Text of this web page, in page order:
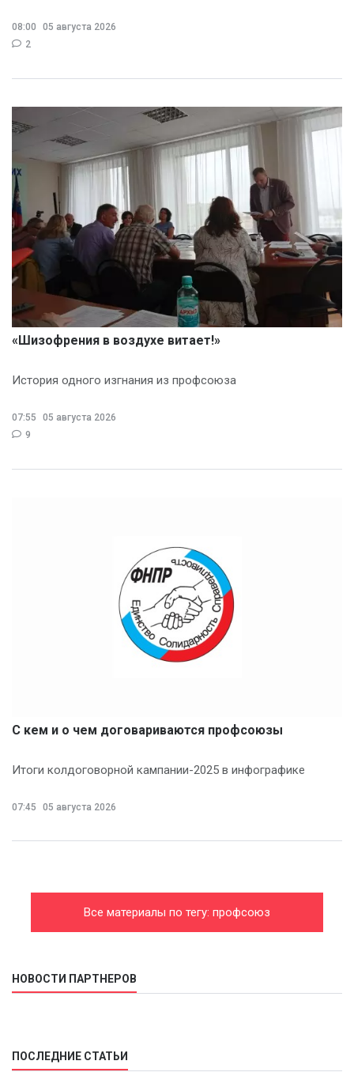
08:00
05 августа 2026
2
«Шизофрения в воздухе витает!»
История одного изгнания из профсоюза
07:55
05 августа 2026
9
С кем и о чем договариваются профсоюзы
Итоги колдоговорной кампании-2025 в инфографике
07:45 05 августа 2026
Все материалы по тегу: профсоюз
НОВОСТИ ПАРТНЕРОВ
ПОСЛЕДНИЕ СТАТЬИ